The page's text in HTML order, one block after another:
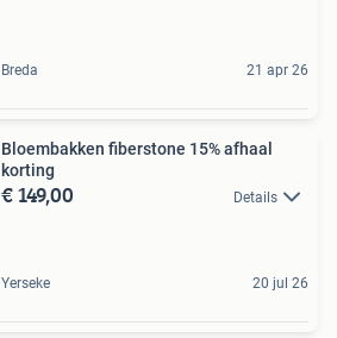
Breda 21 apr 26
Bloembakken fiberstone 15% afhaal
korting
€ 149,00 Details
Yerseke 20 jul 26